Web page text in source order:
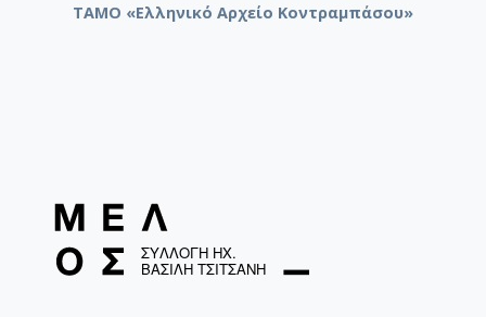
ΤΑΜΟ «Ελληνικό Αρχείο Κοντραμπάσου»